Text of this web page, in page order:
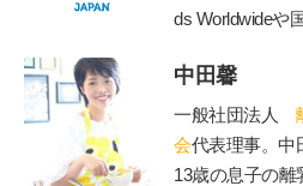
目ざして、モン
ds Worldwideや
子どもの傷害予
う。https://
中田馨
一般社団法人
会代表理事。中
13歳の息子の離